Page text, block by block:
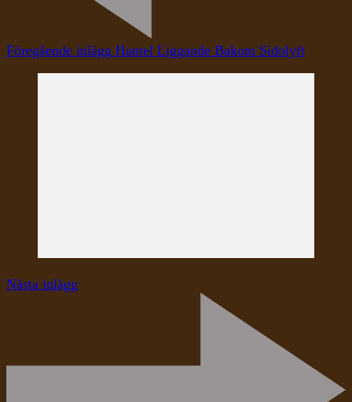
Föregående inlägg Hantel Liggande Bakom Sidolyft
Nästa inlägg